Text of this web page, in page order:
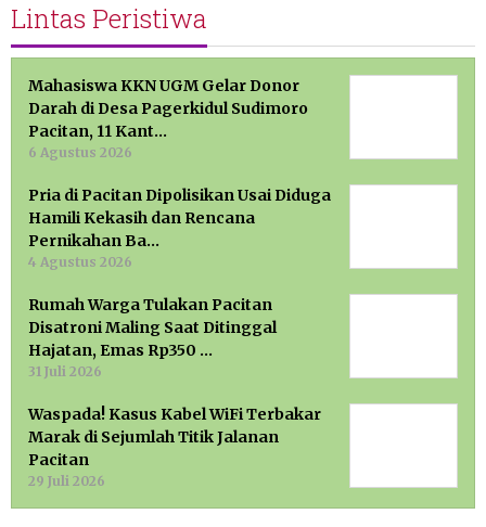
Lintas Peristiwa
Mahasiswa KKN UGM Gelar Donor
Darah di Desa Pagerkidul Sudimoro
Pacitan, 11 Kant…
6 Agustus 2026
Pria di Pacitan Dipolisikan Usai Diduga
Hamili Kekasih dan Rencana
Pernikahan Ba…
4 Agustus 2026
Rumah Warga Tulakan Pacitan
Disatroni Maling Saat Ditinggal
Hajatan, Emas Rp350 …
31 Juli 2026
Waspada! Kasus Kabel WiFi Terbakar
Marak di Sejumlah Titik Jalanan
Pacitan
29 Juli 2026